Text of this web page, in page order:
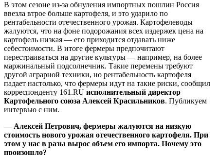
В этом сезоне из-за обнуления импортных пошлин Россия
ввезла втрое больше картофеля, и это ударило по
рентабельности отечественного урожая. Картофелеводы
жалуются, что на фоне подорожания всех издержек цена на
картофель низкая — его приходится отдавать ниже
себестоимости. В итоге фермеры предпочитают
перестраиваться на другие культуры — например, на более
маржинальный подсолнечник. Такие перемены требуют
другой аграрной техники, но рентабельность картофеля
падает настолько, что фермеры идут на такие риски, сообщил
корреспонденту 161.RU исполнительный директор
Картофельного союза Алексей Красильников. Публикуем
интервью с ним.
— Алексей Петрович, фермеры жалуются на низкую
стоимость нового урожая отечественного картофеля. При
этом у нас в разы вырос объем его импорта. Почему это
произошло?